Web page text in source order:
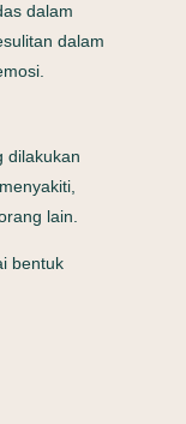
dalam
dalam
dilakukan
lain.
bentuk